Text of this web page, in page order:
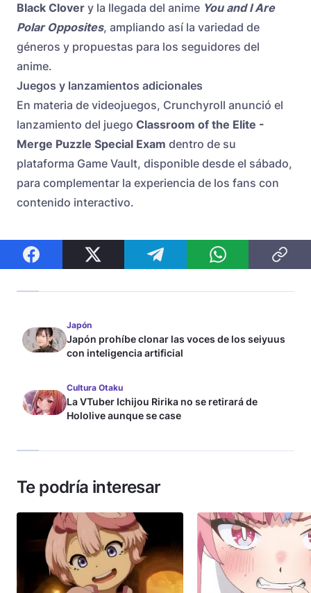
Black Clover y la llegada del anime You and I Are
Polar Opposites, ampliando así la variedad de
géneros y propuestas para los seguidores del
anime.
Juegos y lanzamientos adicionales
En materia de videojuegos, Crunchyroll anunció el
lanzamiento del juego Classroom of the Elite -
Merge Puzzle Special Exam dentro de su
plataforma Game Vault, disponible desde el sábado,
para complementar la experiencia de los fans con
contenido interactivo.
Japón
Japón prohíbe clonar las voces de los seiyuus
con inteligencia artificial
Cultura Otaku
La VTuber Ichijou Ririka no se retirará de
Hololive aunque se case
Te podría interesar